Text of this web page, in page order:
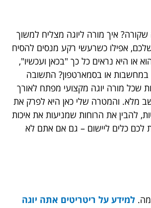
שקורה? איך מורה ליוגה מצליח למשוך
אפילו כשרעשי רקע מנסים להסיח
או היא נראים כל כך "בכאן ועכשיו",
במחשבות או בסמארטפון? התשובה
שכל מורה יוגה מקצועי מפתח לאורך
מלא. והמטרה שלי כאן היא לפרק את
להבין את הרוחות שמניעות את איכות
לכם כלים ליישום – גם אם אתם לא
למידע על ריטריטים אתה יוגה